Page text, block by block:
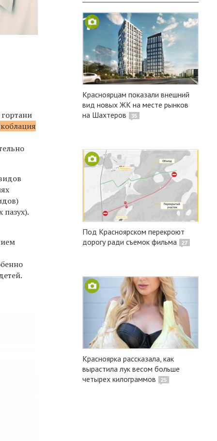
коблация
Красноярцам показали внешний
вид новых ЖК на месте рынков
на Шахтеров
35
Под Красноярском перекроют
дорогу ради съемок фильма
27
Красноярка рассказала, как
вырастила лук весом больше
четырех килограммов
25